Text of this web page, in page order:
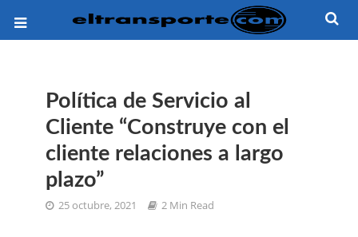
Política de Servicio al
Cliente “Construye con el
cliente relaciones a largo
plazo”
25 octubre, 2021 2 Min Read